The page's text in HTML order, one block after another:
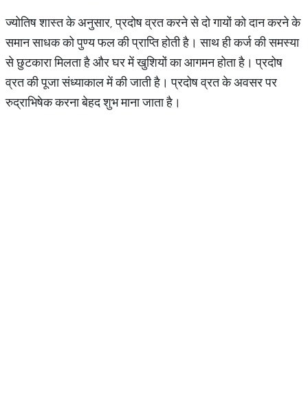
ज्योतिष शास्त के अनुसार, प्रदोष व्रत करने से दो गायों को दान करने के
समान साधक को पुण्य फल की प्राप्ति होती है। साथ ही कर्ज की समस्या
से छुटकारा मिलता है और घर में खुशियों का आगमन होता है। प्रदोष
व्रत की पूजा संध्याकाल में की जाती है। प्रदोष व्रत के अवसर पर
रुद्राभिषेक करना बेहद शुभ माना जाता है।